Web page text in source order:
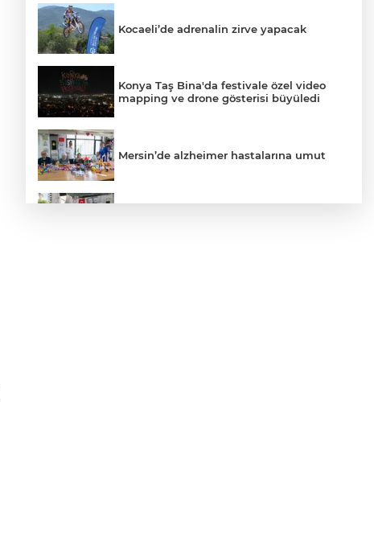
Kocaeli’de adrenalin zirve yapacak
Konya Taş Bina'da festivale özel video
mapping ve drone gösterisi büyüledi
Mersin’de alzheimer hastalarına umut